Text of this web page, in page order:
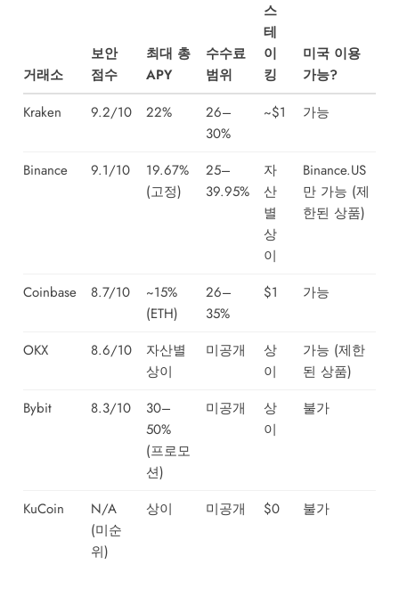
거래소
보안
점수
최대 총
APY
수수료
범위
스
테
이
킹
미국 이용
가능?
Kraken
9.2/10 22%
26–
30%
~$1 가능
Binance 9.1/10
19.67%
(고정)
25–
39.95%
자
산
별
상
이
Binance.US
만 가능 (제
한된 상품)
Coinbase 8.7/10
~15%
(ETH)
26–
35%
$1 가능
OKX 8.6/10
자산별
상이
미공개
상
이
가능 (제한
된 상품)
Bybit
8.3/10
30–
50%
(프로모
션)
미공개
상
이
불가
KuCoin
N/A
(미순
위)
상이 미공개 $0 불가